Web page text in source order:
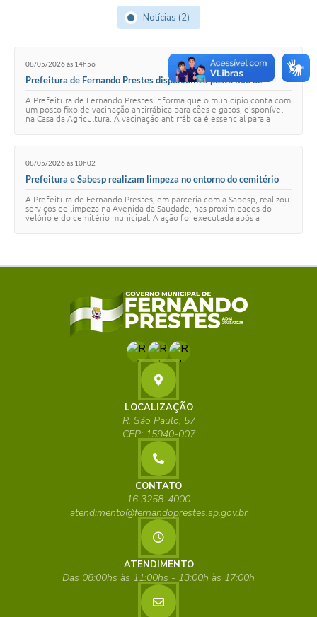
Notícias (2)
08/05/2026 às 14h56
Prefeitura de Fernando Prestes disponibiliza posto fixo de
A Prefeitura de Fernando Prestes informa que o município conta com
um posto fixo de vacinação antirrábica para cães e gatos, disponível
na Casa da Agricultura. A vacinação antirrábica é essencial para a
08/05/2026 às 10h02
Prefeitura e Sabesp realizam limpeza no entorno do cemitério
A Prefeitura de Fernando Prestes, em parceria com a Sabesp, realizou
serviços de limpeza na Avenida da Saudade, nas proximidades do
velório e do cemitério municipal. A ação foi executada após a
LOCALIZAÇÃO
R. São Paulo, 57
CEP: 15940-007
CONTATO
16 3258-4000
atendimento@fernandoprestes.sp.gov.br
ATENDIMENTO
Das 08:00hs às 11:00hs - 13:00h às 17:00h